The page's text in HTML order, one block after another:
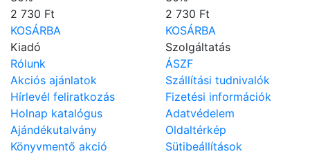
2 730 Ft
KOSÁRBA
2 730 Ft
KOSÁRBA
Kiadó
Rólunk
Akciós ajánlatok
Hírlevél feliratkozás
Holnap katalógus
Ajándékutalvány
Könyvmentő akció
Szolgáltatás
ÁSZF
Szállítási tudnivalók
Fizetési információk
Adatvédelem
Oldaltérkép
Sütibeállítások